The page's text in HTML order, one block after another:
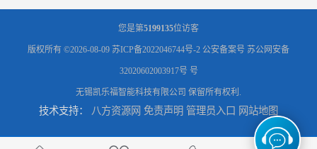
液压泵报价 液压泵价格
您是第5199135位访客
版权所有 ©2026-08-09 苏ICP备2022046744号-2 公安备案号 苏公网安备
32020602003917号 号
无锡凯乐福智能科技有限公司 保留所有权利.
技术支持： 八方资源网 免责声明 管理员入口 网站地图